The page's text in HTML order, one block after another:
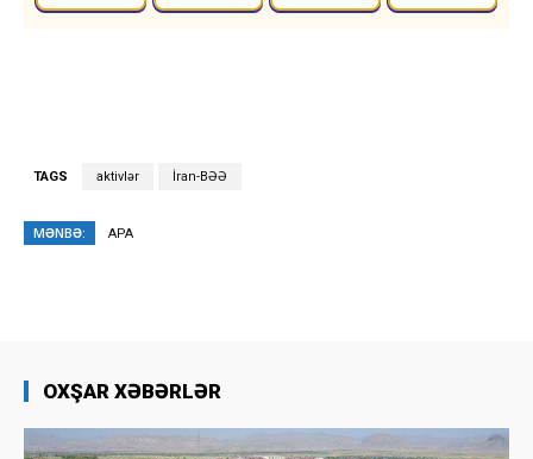
TAGS aktivlər İran-BƏƏ
MƏNBƏ: APA
OXŞAR XƏBƏRLƏR